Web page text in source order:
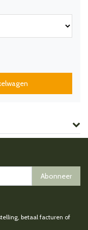
Abonneer
betaal facturen of